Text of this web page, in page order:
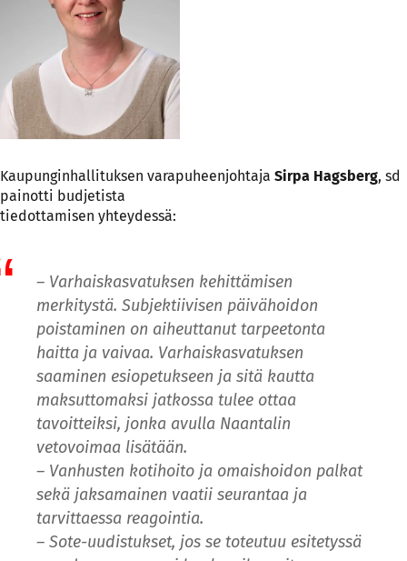
Kaupunginhallituksen varapuheenjohtaja Sirpa Hagsberg, sd
painotti budjetista
tiedottamisen yhteydessä:
– Varhaiskasvatuksen kehittämisen
merkitystä. Subjektiivisen päivähoidon
poistaminen on aiheuttanut tarpeetonta
haitta ja vaivaa. Varhaiskasvatuksen
saaminen esiopetukseen ja sitä kautta
maksuttomaksi jatkossa tulee ottaa
tavoitteiksi, jonka avulla Naantalin
vetovoimaa lisätään.
– Vanhusten kotihoito ja omaishoidon palkat
sekä jaksamainen vaatii seurantaa ja
tarvittaessa reagointia.
– Sote-uudistukset, jos se toteutuu esitetyssä